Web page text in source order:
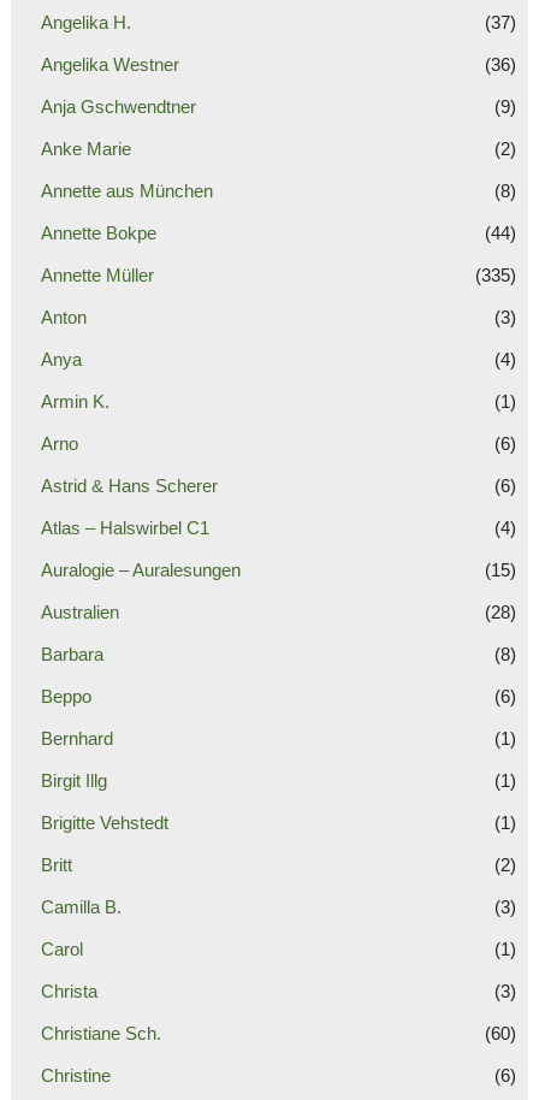
Angelika H. (37)
Angelika Westner (36)
Anja Gschwendtner (9)
Anke Marie (2)
Annette aus München (8)
Annette Bokpe (44)
Annette Müller (335)
Anton (3)
Anya (4)
Armin K. (1)
Arno (6)
Astrid & Hans Scherer (6)
Atlas – Halswirbel C1 (4)
Auralogie – Auralesungen (15)
Australien (28)
Barbara (8)
Beppo (6)
Bernhard (1)
Birgit Illg (1)
Brigitte Vehstedt (1)
Britt (2)
Camilla B. (3)
Carol (1)
Christa (3)
Christiane Sch. (60)
Christine (6)